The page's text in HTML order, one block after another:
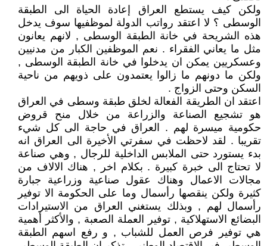
ولكن كيف يستطع العراق إعادة الحياة الى الطبقة
الوسطى ؟ لا اعتقد رواتب الدولة لموظفيها سوف يدخل
هذه الشريحة في خانة الطبقة الوسطى , لانهم يعانون
مثل ما يعاني الفقراء . نعم الموظفين الكبار من مدنيين
وعسكريين يمكن ان يدخلوا في خانة الطبقة الوسطى ,
ولكن ما دونهم ما زالوا يعتمدون على ذويهم من ناحية
السكن وحتى الزواج .
اعتقد ان الطريقة الفعالة لخلق طبقة وسطى في العراق
هو تشجيع الصناعة والزراعة من خلال منح قروض
حكومية ميسرة لهم . العراق في حاجة الى كل شيء
تقريبا . لقد لاحظت في سفرتي الأخيرة الى العراق انه
بدء يستورد حتى الملابس الداخلية للرجال , وهي صناعة
لا تحتاج الى خبرة كبيرة . بكلام اخر , هناك الالاف من
مجالات الاعمال وهناك عقول صناعية وزراعية جبارة
كثيرة ولكن ينقصها رأسمال وما على الحكومة الا توفير
رأسمال لهم , وبذلك يستغني العراق من الاستيرادات
البضائع الاستهلاكية , توفير العملة الصعبة , والأكثر أهمية
هي توفير فرص العمل للشباب , و رفع اسهم الطبقة